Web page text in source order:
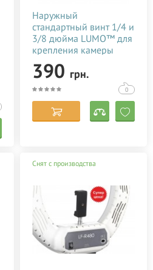
Наружный
стандартный винт 1/4 и
3/8 дюйма LUMO™ для
крепления камеры
390 грн.
0
Снят с производства